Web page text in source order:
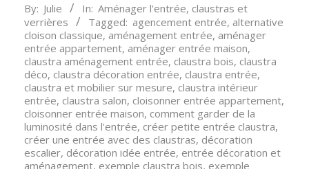
12-
20
By: Julie In: Aménager l'entrée, claustras et
verrières
Tagged: agencement entrée, alternative
cloison classique, aménagement entrée, aménager
entrée appartement, aménager entrée maison,
claustra aménagement entrée, claustra bois, claustra
déco, claustra décoration entrée, claustra entrée,
claustra et mobilier sur mesure, claustra intérieur
entrée, claustra salon, cloisonner entrée appartement,
cloisonner entrée maison, comment garder de la
luminosité dans l'entrée, créer petite entrée claustra,
créer une entrée avec des claustras, décoration
escalier, décoration idée entrée, entrée décoration et
aménagement, exemple claustra bois, exemple